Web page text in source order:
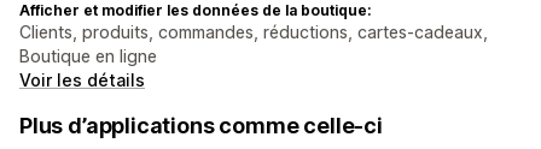
Afficher et modifier les données de la boutique:
Clients, produits, commandes, réductions, cartes-cadeaux,
Boutique en ligne
Voir les détails
Plus d’applications comme celle-ci